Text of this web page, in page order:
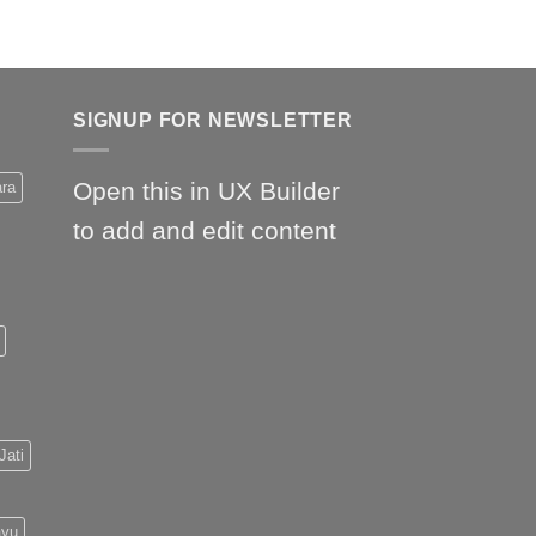
SIGNUP FOR NEWSLETTER
Open this in UX Builder
to add and edit content